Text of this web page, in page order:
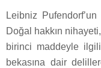
Leibniz
Doğal hakkın
birinci maddeyle ilgili
bekasına dair